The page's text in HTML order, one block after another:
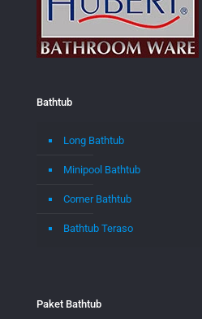
Bathtub
Long Bathtub
Minipool Bathtub
Corner Bathtub
Bathtub Teraso
Paket Bathtub